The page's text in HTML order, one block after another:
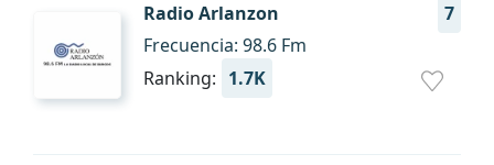
Radio Arlanzon
7
Frecuencia: 98.6 Fm
Ranking: 1.7K